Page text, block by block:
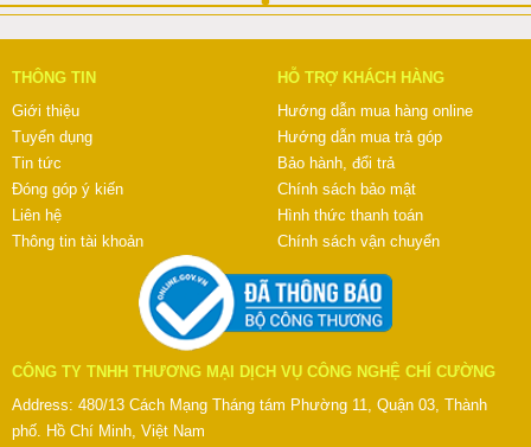
THÔNG TIN
Giới thiệu
Tuyển dụng
Tin tức
Đóng góp ý kiến
Liên hệ
Thông tin tài khoản
HỖ TRỢ KHÁCH HÀNG
Hướng dẫn mua hàng online
Hướng dẫn mua trả góp
Bảo hành, đổi trả
Chính sách bảo mật
Hình thức thanh toán
Chính sách vận chuyển
CÔNG TY TNHH THƯƠNG MẠI DỊCH VỤ CÔNG NGHỆ CHÍ CƯỜNG
Address: 480/13 Cách Mạng Tháng tám Phường 11, Quận 03, Thành
phố. Hồ Chí Minh, Việt Nam